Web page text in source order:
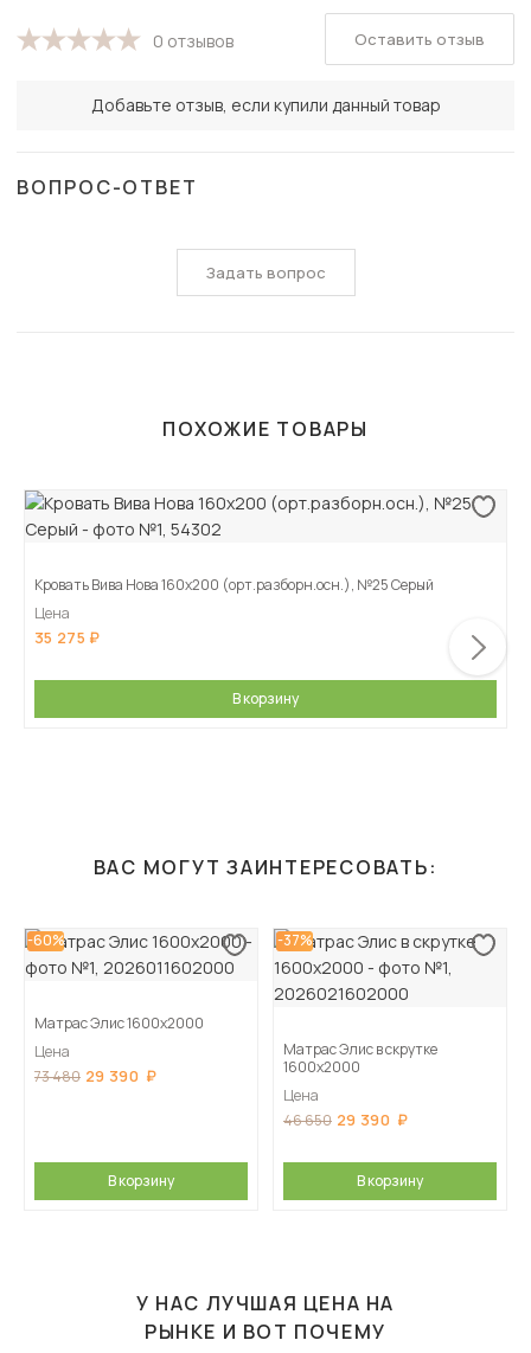
0 отзывов
Добавьте отзыв, если купили данный товар
Оставить отзыв
ВОПРОС-ОТВЕТ
Задать вопрос
ПОХОЖИЕ ТОВАРЫ
Кровать Вива Нова 160х200 (орт.разборн.осн.), №25 Серый
Цена
35 275
В корзину
ВАС МОГУТ ЗАИНТЕРЕСОВАТЬ:
-60%
Матрас Элис 1600х2000
Цена
73 480 29 390
В корзину
-37%
Матрас Элис в скрутке
1600х2000
Цена
46 650 29 390
В корзину
У НАС ЛУЧШАЯ ЦЕНА НА
РЫНКЕ И ВОТ ПОЧЕМУ